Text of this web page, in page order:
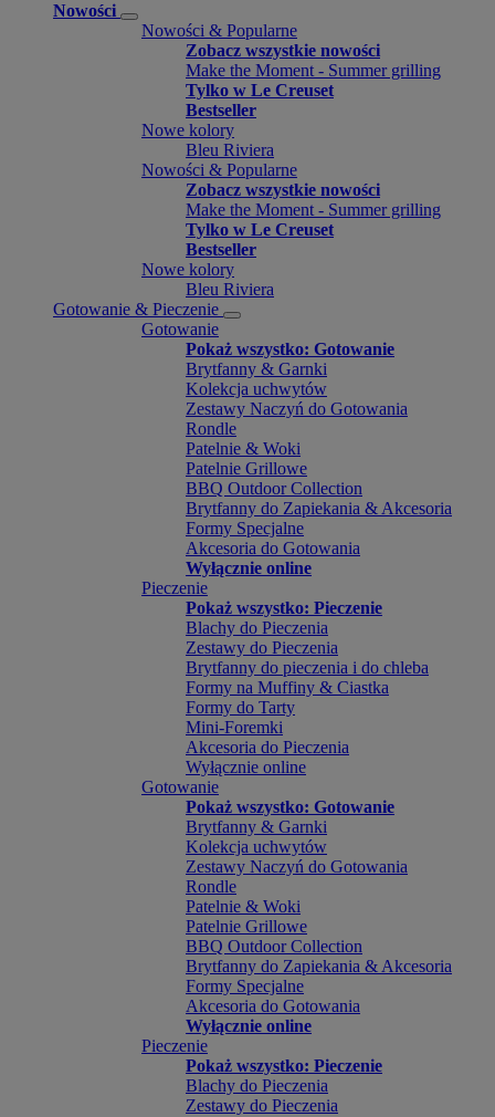
Nowości
Nowości & Popularne
Zobacz wszystkie nowości
Make the Moment - Summer grilling
Tylko w Le Creuset
Bestseller
Nowe kolory
Bleu Riviera
Nowości & Popularne
Zobacz wszystkie nowości
Make the Moment - Summer grilling
Tylko w Le Creuset
Bestseller
Nowe kolory
Bleu Riviera
Gotowanie & Pieczenie
Gotowanie
Pokaż wszystko: Gotowanie
Brytfanny & Garnki
Kolekcja uchwytów
Zestawy Naczyń do Gotowania
Rondle
Patelnie & Woki
Patelnie Grillowe
BBQ Outdoor Collection
Brytfanny do Zapiekania & Akcesoria
Formy Specjalne
Akcesoria do Gotowania
Wyłącznie online
Pieczenie
Pokaż wszystko: Pieczenie
Blachy do Pieczenia
Zestawy do Pieczenia
Brytfanny do pieczenia i do chleba
Formy na Muffiny & Ciastka
Formy do Tarty
Mini-Foremki
Akcesoria do Pieczenia
Wyłącznie online
Gotowanie
Pokaż wszystko: Gotowanie
Brytfanny & Garnki
Kolekcja uchwytów
Zestawy Naczyń do Gotowania
Rondle
Patelnie & Woki
Patelnie Grillowe
BBQ Outdoor Collection
Brytfanny do Zapiekania & Akcesoria
Formy Specjalne
Akcesoria do Gotowania
Wyłącznie online
Pieczenie
Pokaż wszystko: Pieczenie
Blachy do Pieczenia
Zestawy do Pieczenia